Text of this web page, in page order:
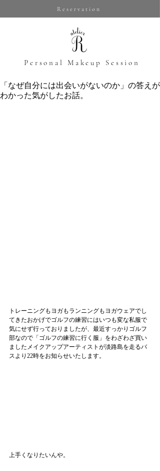
Reservation
​Personal Makeup Session
「なぜ自分には出会いがないのか」の答えが
わかった気がしたお話。
トレーニングもヨガもランニングもヨガウェアでし
てきたおかげでゴルフの練習にはいつも変な私服で
気にせず行っておりましたが、最近すっかりゴルフ
部なので「ゴルフの練習に行く服」をわざわざ買い
ましたメイクアップアーティストが淡路島を走るバ
スより22時をお知らせいたします。
上手くなりたいんや。